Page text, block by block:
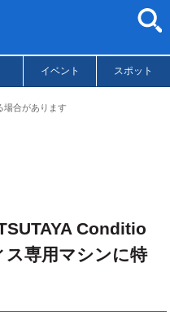
イベント スポット
合があります
Conditio
専用マシンに特